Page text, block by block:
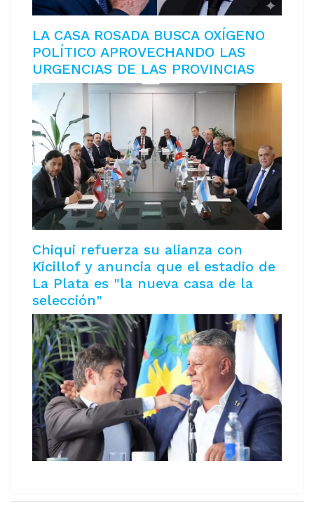
LA CASA ROSADA BUSCA OXÍGENO
POLÍTICO APROVECHANDO LAS
URGENCIAS DE LAS PROVINCIAS
Chiqui refuerza su alianza con
Kicillof y anuncia que el estadio de
La Plata es "la nueva casa de la
selección"